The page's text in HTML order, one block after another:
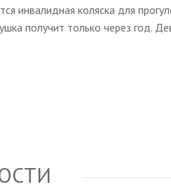
инвалидная коляска для
получит только через год.